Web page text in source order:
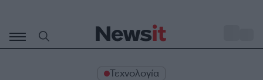
περιεχόμενο
Τεχνολογία